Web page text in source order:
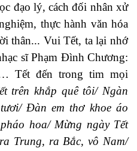
đạo lý, cách đối nhân xử
thực hành văn hóa
thân... Vui Tết, ta lại nhớ
sĩ Phạm Đình Chương:
Tết đến trong tim mọi
trên khắp quê tôi/ Ngàn
Đàn em thơ khoe áo
hoa/ Mừng ngàу Tết
Trung, ra Bắc, vô Nam/